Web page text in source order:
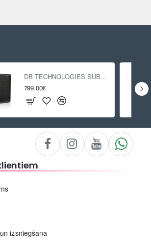
DB TECHNOLOGIES SUB 618
799.00€
izsniegšana